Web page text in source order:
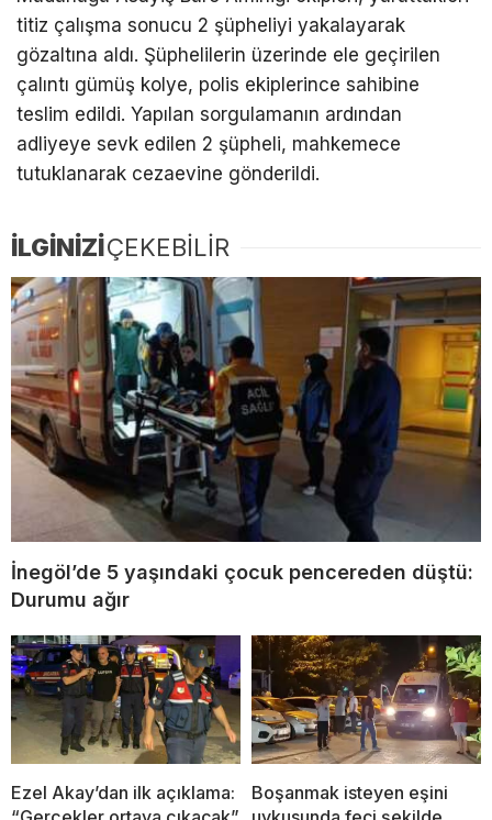
titiz çalışma sonucu 2 şüpheliyi yakalayarak
gözaltına aldı. Şüphelilerin üzerinde ele geçirilen
çalıntı gümüş kolye, polis ekiplerince sahibine
teslim edildi. Yapılan sorgulamanın ardından
adliyeye sevk edilen 2 şüpheli, mahkemece
tutuklanarak cezaevine gönderildi.
İLGİNİZİÇEKEBİLİR
İnegöl’de 5 yaşındaki çocuk pencereden düştü:
Durumu ağır
Ezel Akay’dan ilk açıklama:
Boşanmak isteyen eşini